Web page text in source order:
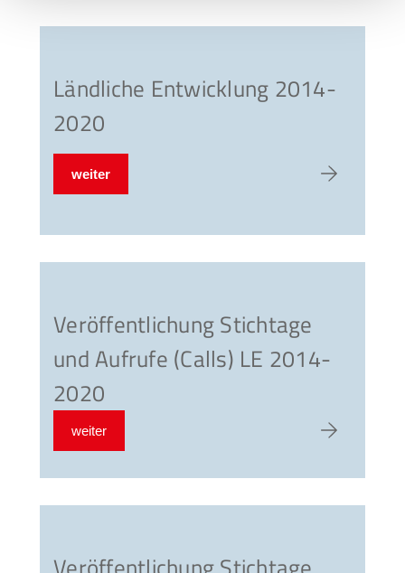
Ländliche Entwicklung 2014-
2020
weiter
zum
Veröffentlichung Stichtage
und Aufrufe (Calls) LE 2014-
2020
weiter
zum